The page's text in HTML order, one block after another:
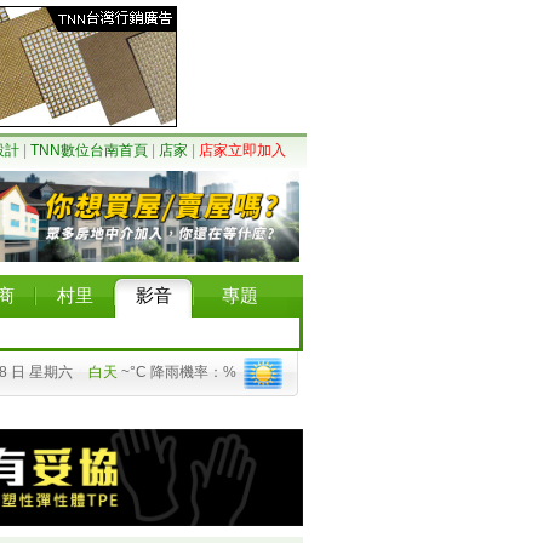
計 TNN數位台南首頁 店家 店家立即加入
村里 影音 專題
日 星期六 白天 ~°C 降雨機率：%